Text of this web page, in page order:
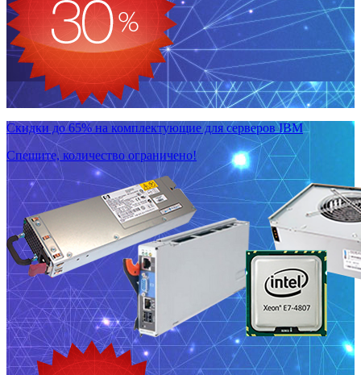
Скидки до 65% на комплектующие для серверов IBM
Спешите, количество ограничено!